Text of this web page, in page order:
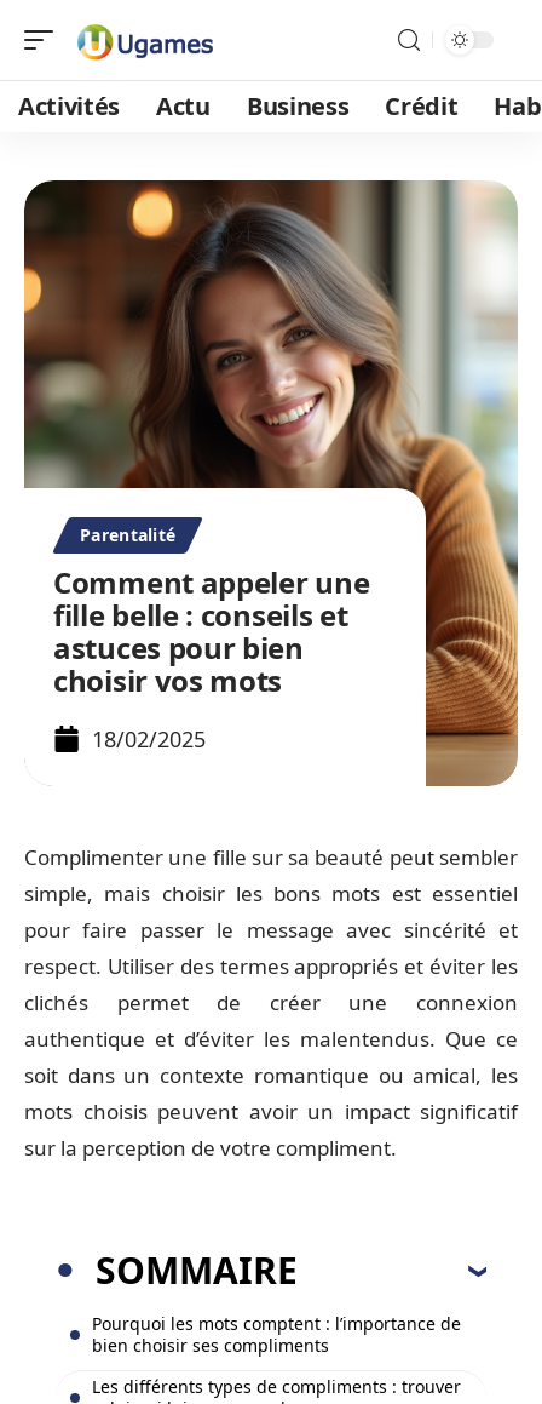
Activités Actu Business Crédit
Parentalité
Comment appeler une
fille belle : conseils et
astuces pour bien
choisir vos mots
18/02/2025
Complimenter une fille sur sa beauté peut sembler
simple, mais choisir les bons mots est essentiel
pour faire passer le message avec sincérité et
respect. Utiliser des termes appropriés et éviter les
clichés permet de créer une connexion
authentique et d’éviter les malentendus. Que ce
soit dans un contexte romantique ou amical, les
mots choisis peuvent avoir un impact significatif
sur la perception de votre compliment.
SOMMAIRE
Pourquoi les mots comptent : l’importance de
bien choisir ses compliments
Les différents types de compliments : trouver